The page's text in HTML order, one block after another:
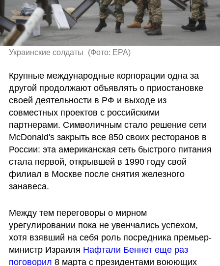
Украинские солдаты (Фото: EPA)
Крупные международные корпорации одна за
другой продолжают объявлять о приостановке
своей деятельности в РФ и выходе из
совместных проектов с российскими
партнерами. Символичным стало решение сети
McDonald's закрыть все 850 своих ресторанов в
России: эта американская сеть быстрого питания
стала первой, открывшей в 1990 году свой
филиал в Москве после снятия железного
занавеса.
Между тем переговоры о мирном
урегулировании пока не увенчались успехом,
хотя взявший на себя роль посредника премьер-
министр Израиля Нафтали Беннет еще раз
поговорил 8 марта с президентами воюющих